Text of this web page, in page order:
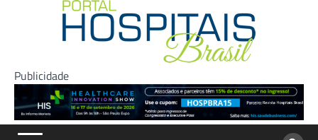
Publicidade